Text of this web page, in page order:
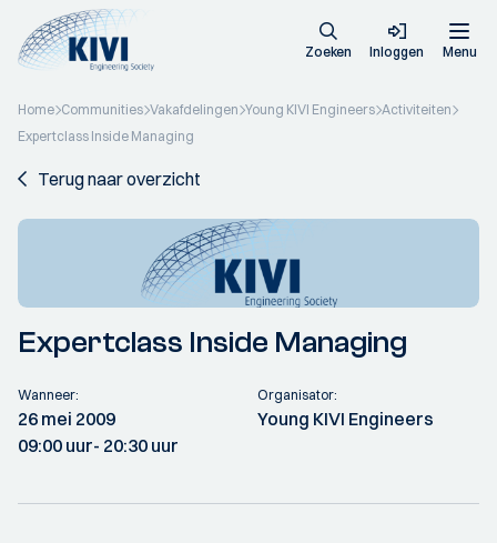
Zoeken Inloggen Menu
Home Communities Vakafdelingen Young KIVI Engineers Activiteiten
Expertclass Inside Managing
Terug naar overzicht
Expertclass Inside Managing
Wanneer:
26 mei 2009
09:00 uur- 20:30 uur
Organisator:
Young KIVI Engineers